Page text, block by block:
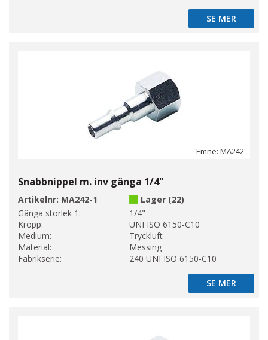
SE MER
SE MER
Emne: MA242
Snabbnippel m. inv gänga 1/4"
Artikelnr: MA242-1
Lager (22)
Gänga storlek 1:
1/4"
Kropp:
UNI ISO 6150-C10
Medium:
Tryckluft
Material:
Messing
Fabrikserie:
240 UNI ISO 6150-C10
SE MER
SE MER